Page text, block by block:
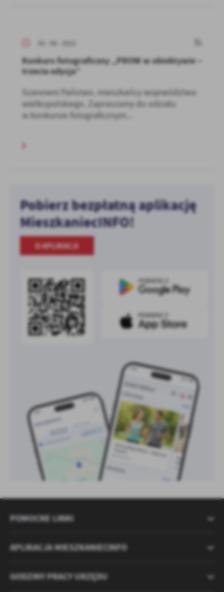
03 - 08 - 2022
Konkurs fotograficzny „PROW w obiektywie –
trzecia edycja”
Szanowni Państwo, mieszkańcy województwa
wielkopolskiego, Zapraszamy do udziału
w konkursie fotograficznym...
Pobierz bezpłatną aplikację
MieszkaniecINFO!
O APLIKACJI
POMOCNE LINKI
APLIKACJA MIESZKANIECINFO
GODZINY PRACY URZĘDU